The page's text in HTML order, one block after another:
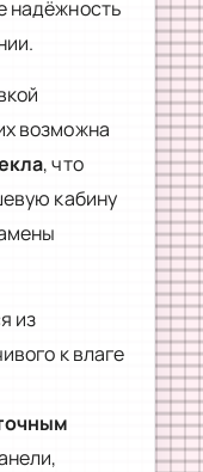
надёжность
возможна
, что
кабину
из
к влаге